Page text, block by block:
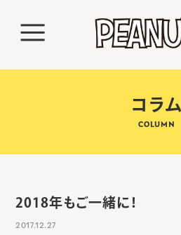
コラム
COLUMN
2018年もご一緒に！
2017.12.27